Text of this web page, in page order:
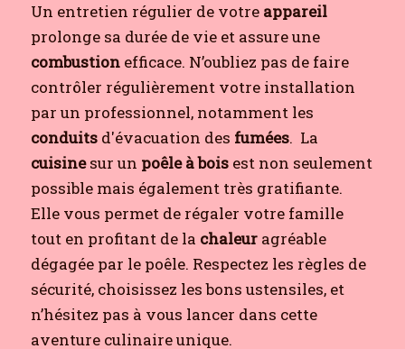
Un entretien régulier de votre appareil
prolonge sa durée de vie et assure une
combustion efficace. N’oubliez pas de faire
contrôler régulièrement votre installation
par un professionnel, notamment les
conduits d'évacuation des fumées. La
cuisinesur un poêle à bois est non seulement
possible mais également très gratifiante.
Elle vous permet de régaler votre famille
tout en profitant de la chaleur agréable
dégagée par le poêle. Respectez les règles de
sécurité, choisissez les bons ustensiles, et
n’hésitez pas à vous lancer dans cette
aventure culinaire unique.